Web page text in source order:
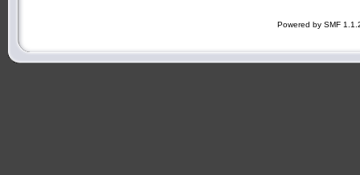
Powered by SMF